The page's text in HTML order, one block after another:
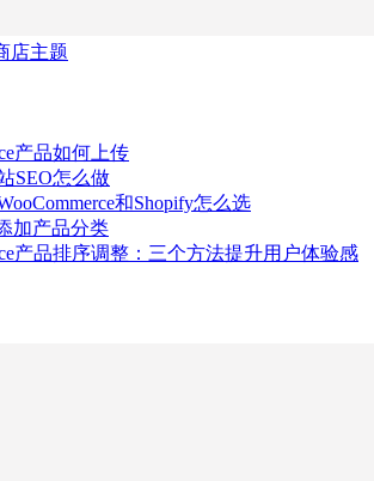
店主题
产品如何上传
SEO怎么做
和Shopify怎么选
加产品分类
产品排序调整：三个方法提升用户体验感